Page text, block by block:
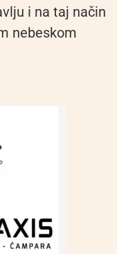
i na taj način
nebeskom